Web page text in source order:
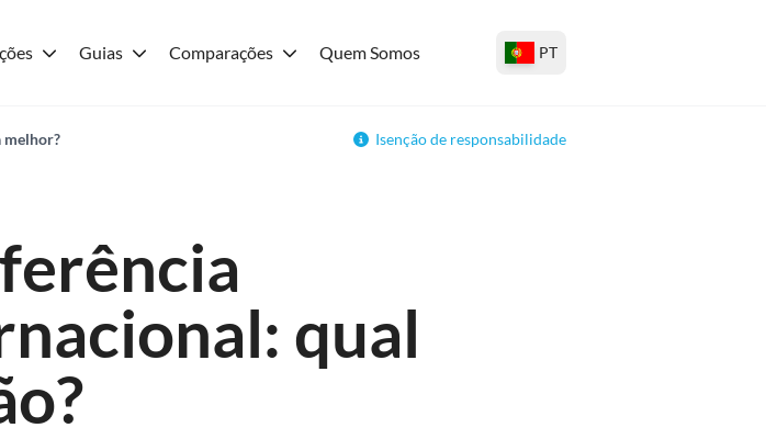
Guias Comparações Quem Somos PT
melhor? Isenção de responsabilidade
qual